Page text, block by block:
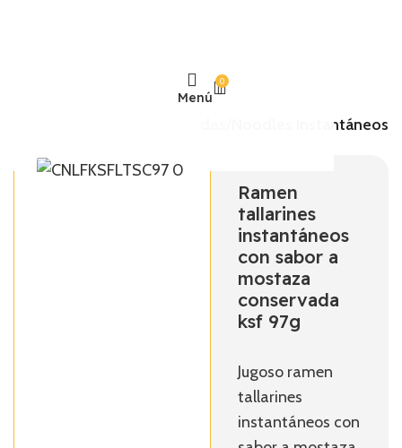
Menú
0
Noodles Instantáneos
Ramen
tallarines
instantáneos
con sabor a
mostaza
conservada
ksf 97g
Jugoso ramen
tallarines
instantáneos con
ARROZ MORADO